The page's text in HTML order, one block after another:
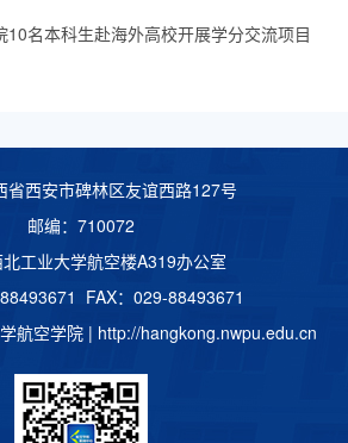
10名本科生赴海外高校开展学分交流项目
省西安市碑林区友谊西路127号
邮编：710072
工业大学航空楼A319办公室
FAX：029-88493671
航空学院 | http://hangkong.nwpu.edu.cn